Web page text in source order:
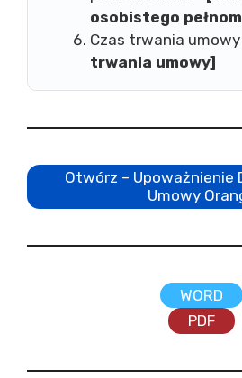
osobistego
Czas trwania umowy
trwania umowy]
Otwórz – Upoważnienie
Umowy
WORD
PDF